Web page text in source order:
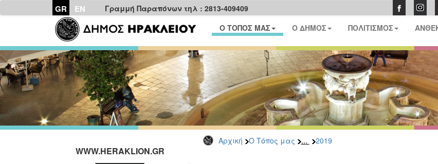
GR EN Γραμμή Παραπόνων τηλ : 2813-409409
Ο ΤΟΠΟΣ ΜΑΣ Ο ΔΗΜΟΣ ΠΟΛΙΤΙΣΜΟΣ
Αρχική Ο Τόπος μας ... 2019
WWW.HERAKLION.GR